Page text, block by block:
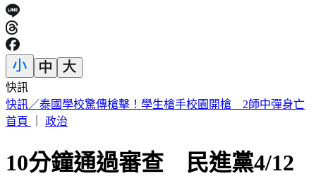
快訊
王凱靈堂曝光！黑色郵筒藏思念 70歲母缺席原因超催淚
首頁
政治
10分鐘通過審查 民進黨4/12